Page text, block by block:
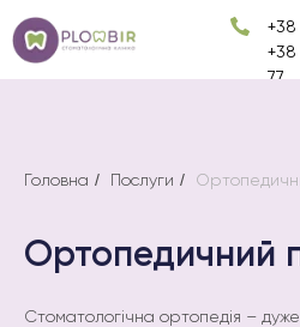
+38
+38
77
Головна / Послуги /
Ортопедичний
Стоматологічна ортопедія –